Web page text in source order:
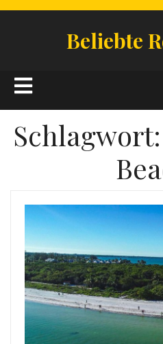
Beliebte
Open
Button
Schlagwort: